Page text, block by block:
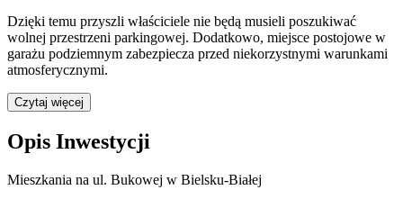
Dzięki temu przyszli właściciele nie będą musieli poszukiwać
wolnej przestrzeni parkingowej. Dodatkowo, miejsce postojowe w
garażu podziemnym zabezpiecza przed niekorzystnymi warunkami
atmosferycznymi.
Czytaj więcej
Opis Inwestycji
Mieszkania na ul. Bukowej w Bielsku-Białej